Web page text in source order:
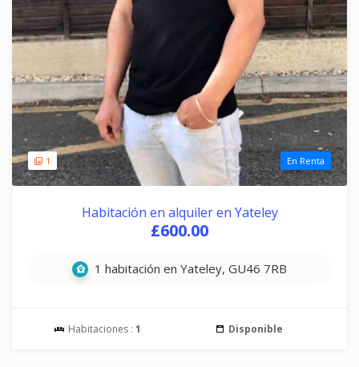
1 En Renta
Habitación en alquiler en Yateley
£600.00
1 habitación en Yateley, GU46 7RB
Habitaciones : 1 Disponible